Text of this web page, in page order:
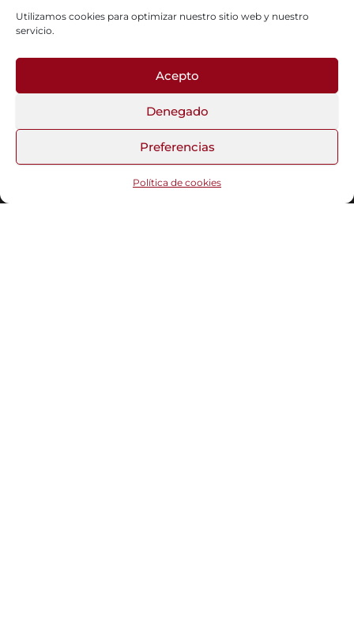
Utilizamos cookies para optimizar nuestro sitio web y nuestro
servicio.
Acepto
Denegado
Preferencias
Política de cookies
Fotos del Blog
Funciona gracias aWordPress |Tema:Head Blog